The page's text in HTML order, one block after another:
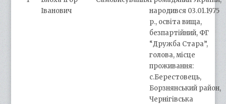
Іванович
народився 03.01.1975
р., освіта вища,
безпартійний, ФГ
“Дружба Стара”,
голова, місце
проживання:
с.Берестовець,
Борзнянський район,
Чернігівська